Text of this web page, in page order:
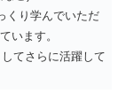
くり学んでいただ
います。
てさらに活躍して